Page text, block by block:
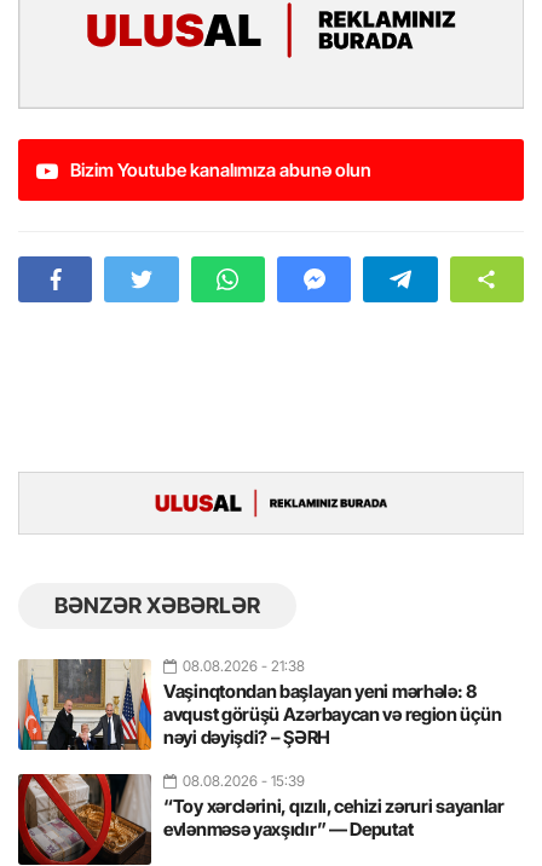
Bizim Youtube kanalımıza abunə olun
BƏNZƏR XƏBƏRLƏR
08.08.2026 - 21:38
Vaşinqtondan başlayan yeni mərhələ: 8
avqust görüşü Azərbaycan və region üçün
nəyi dəyişdi? – ŞƏRH
08.08.2026 - 15:39
“Toy xərclərini, qızılı, cehizi zəruri sayanlar
evlənməsə yaxşıdır” — Deputat